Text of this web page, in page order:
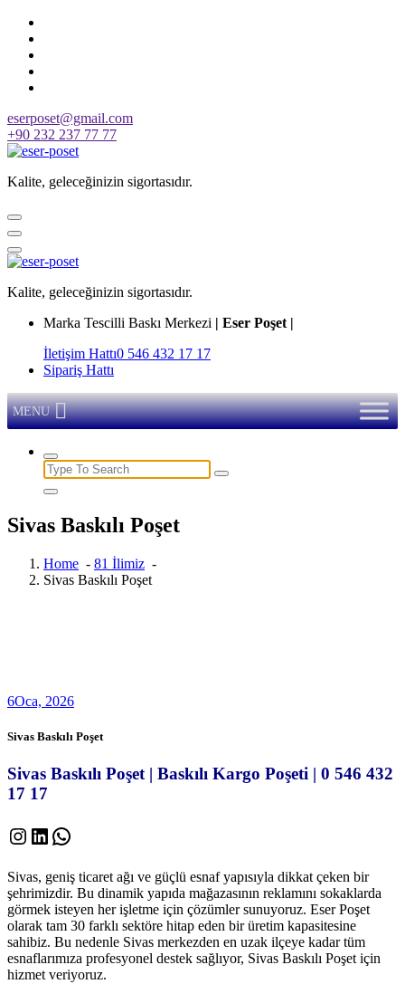
Skip
content
eserposet@gmail.com
+90 232 237 77 77
Kalite, geleceğinizin sigortasıdır.
Kalite, geleceğinizin sigortasıdır.
Marka Tescilli Baskı Merkezi | Eser Poşet |
İletişim Hattı0 546 432 17 17
Sipariş Hattı
MENU
Search
for:
Sivas Baskılı Poşet
Home - 81 İlimiz -
Sivas Baskılı Poşet
6Oca, 2026
Sivas Baskılı Poşet
Sivas Baskılı Poşet | Baskılı Kargo Poşeti | 0 546 432
17 17
Instagram
LinkedIn
WhatsApp
Sivas, geniş ticaret ağı ve güçlü esnaf yapısıyla dikkat çeken bir
şehrimizdir. Bu dinamik yapıda mağazasının reklamını sokaklarda
görmek isteyen her işletme için çözümler sunuyoruz. Eser Poşet
olarak tam 30 farklı sektöre hitap eden bir üretim kapasitesine
sahibiz. Bu nedenle Sivas merkezden en uzak ilçeye kadar tüm
esnaflarımıza profesyonel destek sağlıyor, Sivas Baskılı Poşet için
hizmet veriyoruz.